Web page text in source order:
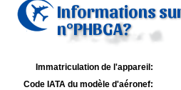
Informations
n°PHBGA?
Immatriculation de l'appareil:
Code IATA du modèle d'aéronef: